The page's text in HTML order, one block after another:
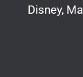
Disney,